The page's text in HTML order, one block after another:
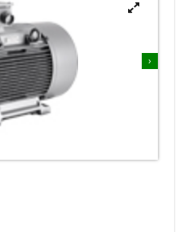
›

